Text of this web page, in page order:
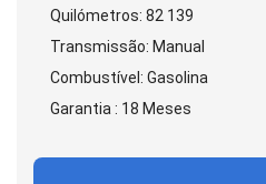
Quilómetros: 82 139
Transmissão: Manual
Combustível: Gasolina
Garantia : 18 Meses